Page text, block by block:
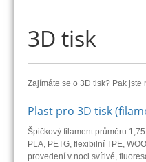
3D tisk
Zajímáte se o 3D tisk? Pak jste
Plast pro 3D tisk
Špičkový filament průměru
PLA, PETG, flexibilní TPE,
provedení v noci svítivé,